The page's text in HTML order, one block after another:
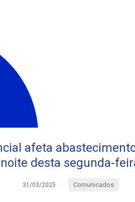
afeta
desta segunda-
31/03/2025 Comunicados